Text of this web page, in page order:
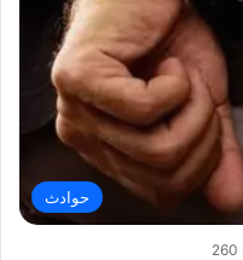
حوادث
260